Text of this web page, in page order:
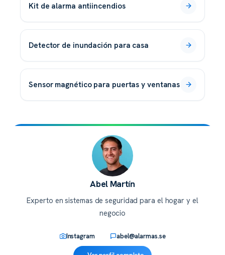
kit de alarma antiincendios
detector de inundación para casa
sensor magnético para puertas y ventanas
Abel Martín
Experto en sistemas de seguridad para el hogar y el
negocio
Instagram abel@alarmas.se